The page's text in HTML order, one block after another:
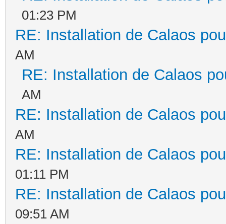
01:23 PM
RE: Installation de Calaos
AM
RE: Installation de Calaos
AM
RE: Installation de Calaos
AM
RE: Installation de Calaos
01:11 PM
RE: Installation de Calaos
09:51 AM